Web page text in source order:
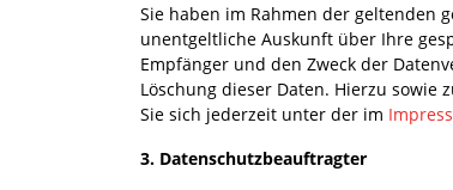
Sie haben im Rahmen der geltenden
unentgeltliche Auskunft über Ihre
Empfänger und den Zweck der
Löschung dieser Daten. Hierzu sowie
Sie sich jederzeit unter der im
3. Datenschutzbeauftragter